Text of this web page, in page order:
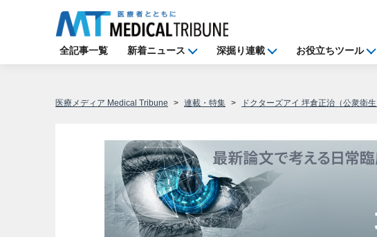
全記事一覧 新着ニュース 深掘り連載 お役立ちツール
医療メディア Medical Tribune 連載・特集 ドクターズアイ 坪倉正治（公衆衛生